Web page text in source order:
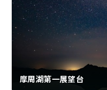
摩周湖第一展望台